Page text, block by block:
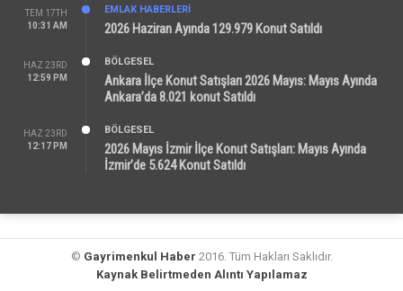
TEM 17TH
10:31 AM
EMLAK HABERLERI
2026 Haziran Ayında 129.979 Konut Satıldı
HAZ 23RD
12:59 PM
BÖLGESEL
Ankara İlçe Konut Satışları 2026 Mayıs: Mayıs Ayında
Ankara’da 8.021 konut Satıldı
HAZ 23RD
12:17 PM
BÖLGESEL
2026 Mayıs İzmir İlçe Konut Satışları: Mayıs Ayında
İzmir’de 5.624 Konut Satıldı
© Gayrimenkul Haber 2016. Tüm Hakları Saklıdır.
Kaynak Belirtmeden Alıntı Yapılamaz